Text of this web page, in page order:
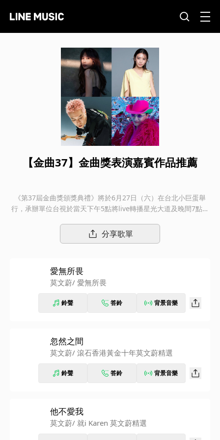
【金曲37】金曲獎表演嘉賓作品推薦
《第37屆金曲獎頒獎典禮》將於6月27日（六）在台北小巨蛋舉
行，承辦單位台視於當天下午5點將live轉播星光大道及晚間7點的
過LINE TODAY、LINE MUSIC官方帳號收看直播。
分享歌單
愛無所畏
莫文蔚/ 愛無所畏
鈴聲 答鈴 背景音樂
忽然之間
莫文蔚/ 滾石香港黃金十年莫文蔚精選
鈴聲 答鈴 背景音樂
他不愛我
莫文蔚/ 就i Karen 莫文蔚精選